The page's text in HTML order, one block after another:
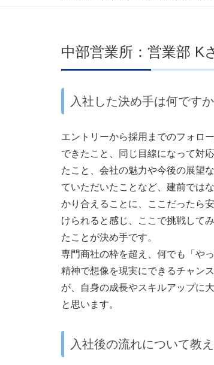
中部営業所：営業部 K
入社した決め手は何ですか
エントリーから採用までのフォロ
できたこと、同じ目線になって対
たこと、会社の魅力や今後の展望
ていただいたことなど、建前では
かり合えることに、ここだったら
けられると感じ、ここで挑戦して
たことが決め手です。
専門商社の枠を超え、何でも「や
精神で想像を現実にできるチャン
が、自身の成長やスキルアップに
と思います。
入社後の流れについて教